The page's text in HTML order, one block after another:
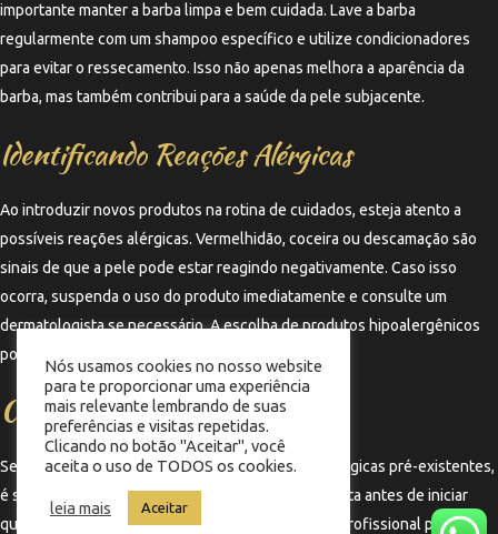
importante manter a barba limpa e bem cuidada. Lave a barba
regularmente com um shampoo específico e utilize condicionadores
para evitar o ressecamento. Isso não apenas melhora a aparência da
barba, mas também contribui para a saúde da pele subjacente.
Identificando Reações Alérgicas
Ao introduzir novos produtos na rotina de cuidados, esteja atento a
possíveis reações alérgicas. Vermelhidão, coceira ou descamação são
sinais de que a pele pode estar reagindo negativamente. Caso isso
ocorra, suspenda o uso do produto imediatamente e consulte um
dermatologista se necessário. A escolha de produtos hipoalergênicos
pode ser uma boa estratégia para evitar irritações.
Consultando um Profissional
Se você tem pele sensível ou condições dermatológicas pré-existentes,
é sempre aconselhável consultar um dermatologista antes de iniciar
qualquer nova rotina de cuidados com a pele. Um profissional pode
Nós usamos cookies no nosso website
para te proporcionar uma experiência
mais relevante lembrando de suas
preferências e visitas repetidas.
Clicando no botão "Aceitar", você
aceita o uso de TODOS os cookies.
leia mais Aceitar